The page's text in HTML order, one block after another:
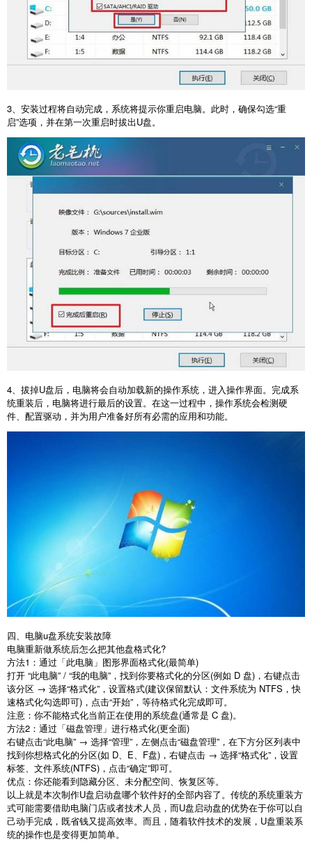
3、安装过程将自动完成，系统将提示你重启电脑。此时，确保勾选“重
启”选项，并在第一次重启时拔出U盘。
4、拔掉U盘后，电脑将会自动加载新的操作系统，进入操作界面。完成系
统重装后，电脑将进行最后的设置。在这一过程中，操作系统会检测硬
件、配置驱动，并为用户准备好所有必需的应用和功能。
四、电脑u盘系统安装故障
电脑重新做系统后怎么把其他盘格式化?
方法1：通过「此电脑」图形界面格式化(最简单)
打开 “此电脑” / “我的电脑”，找到你要格式化的分区(例如 D 盘)，右键点击
该分区 → 选择“格式化”，设置格式(建议保留默认：文件系统为 NTFS，快
速格式化勾选即可)，点击“开始”，等待格式化完成即可。
注意：你不能格式化当前正在使用的系统盘(通常是 C 盘)。
方法2：通过「磁盘管理」进行格式化(更全面)
右键点击“此电脑” → 选择“管理”，左侧点击“磁盘管理”，在下方分区列表中
找到你想格式化的分区(如 D、E、F盘)，右键点击 → 选择“格式化”，设置
标签、文件系统(NTFS)，点击“确定”即可。
优点：你还能看到隐藏分区、未分配空间、恢复区等。
以上就是本次制作U盘启动盘哪个软件好的全部内容了。传统的系统重装方
式可能需要借助电脑门店或者技术人员，而U盘启动盘的优势在于你可以自
己动手完成，既省钱又提高效率。而且，随着软件技术的发展，U盘重装系
统的操作也是变得更加简单。